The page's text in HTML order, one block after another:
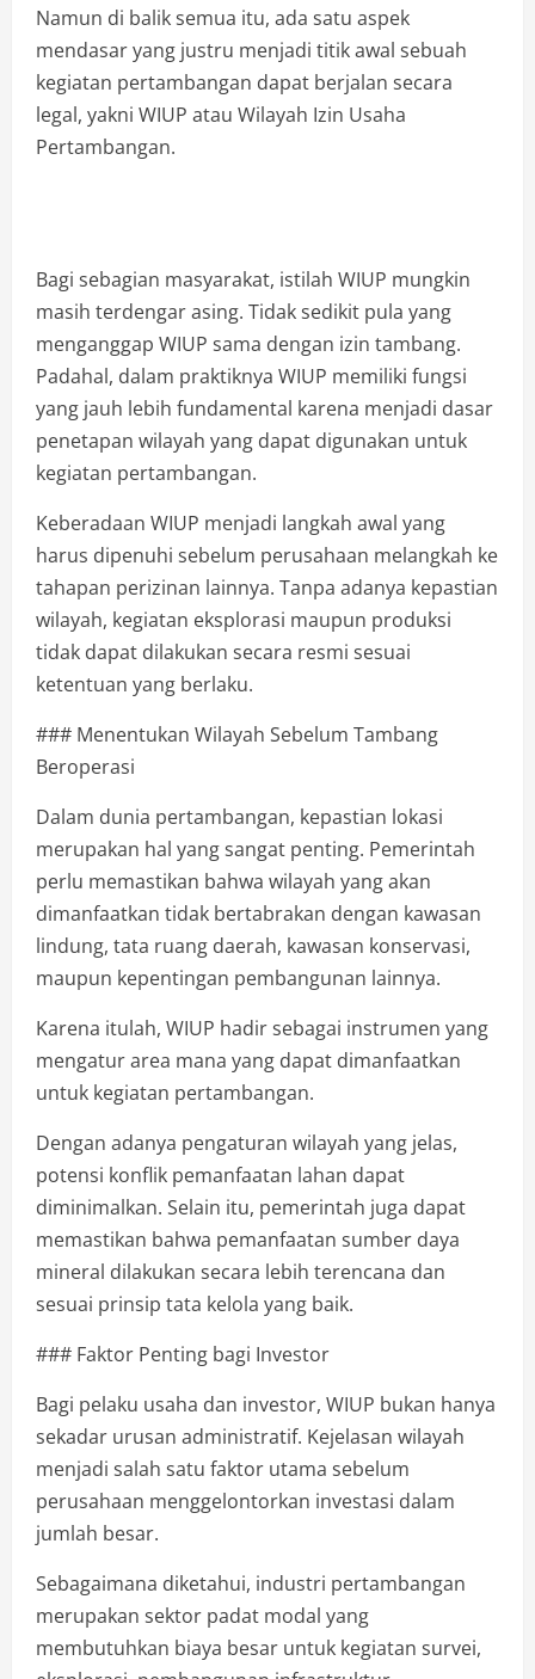
Namun di balik semua itu, ada satu aspek
mendasar yang justru menjadi titik awal sebuah
kegiatan pertambangan dapat berjalan secara
legal, yakni WIUP atau Wilayah Izin Usaha
Pertambangan.
Bagi sebagian masyarakat, istilah WIUP mungkin
masih terdengar asing. Tidak sedikit pula yang
menganggap WIUP sama dengan izin tambang.
Padahal, dalam praktiknya WIUP memiliki fungsi
yang jauh lebih fundamental karena menjadi dasar
penetapan wilayah yang dapat digunakan untuk
kegiatan pertambangan.
Keberadaan WIUP menjadi langkah awal yang
harus dipenuhi sebelum perusahaan melangkah ke
tahapan perizinan lainnya. Tanpa adanya kepastian
wilayah, kegiatan eksplorasi maupun produksi
tidak dapat dilakukan secara resmi sesuai
ketentuan yang berlaku.
### Menentukan Wilayah Sebelum Tambang
Beroperasi
Dalam dunia pertambangan, kepastian lokasi
merupakan hal yang sangat penting. Pemerintah
perlu memastikan bahwa wilayah yang akan
dimanfaatkan tidak bertabrakan dengan kawasan
lindung, tata ruang daerah, kawasan konservasi,
maupun kepentingan pembangunan lainnya.
Karena itulah, WIUP hadir sebagai instrumen yang
mengatur area mana yang dapat dimanfaatkan
untuk kegiatan pertambangan.
Dengan adanya pengaturan wilayah yang jelas,
potensi konflik pemanfaatan lahan dapat
diminimalkan. Selain itu, pemerintah juga dapat
memastikan bahwa pemanfaatan sumber daya
mineral dilakukan secara lebih terencana dan
sesuai prinsip tata kelola yang baik.
### Faktor Penting bagi Investor
Bagi pelaku usaha dan investor, WIUP bukan hanya
sekadar urusan administratif. Kejelasan wilayah
menjadi salah satu faktor utama sebelum
perusahaan menggelontorkan investasi dalam
jumlah besar.
Sebagaimana diketahui, industri pertambangan
merupakan sektor padat modal yang
membutuhkan biaya besar untuk kegiatan survei,